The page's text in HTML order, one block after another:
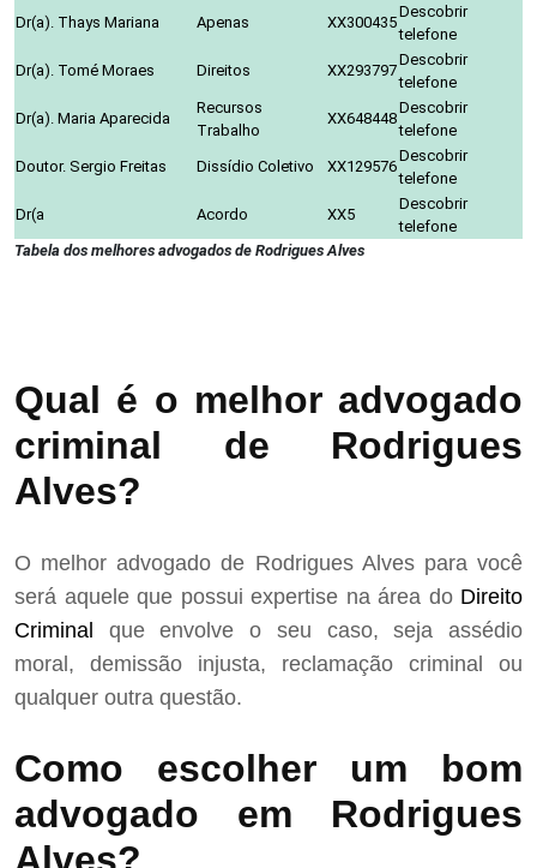
Dr(a). Thays Mariana
Apenas XX300435
Descobrir
telefone
Dr(a). Tomé Moraes
Direitos XX293797
Descobrir
telefone
Dr(a). Maria Aparecida
Recursos
Trabalho
XX648448
Descobrir
telefone
Doutor. Sergio Freitas
Dissídio Coletivo XX129576
Descobrir
telefone
Dr(a
Acordo XX5
Descobrir
telefone
Tabela dos melhores advogados de Rodrigues Alves
Qual é o melhor advogado
criminal de Rodrigues
Alves?
O melhor advogado de Rodrigues Alves para você
será aquele que possui expertise na área do Direito
Criminal que envolve o seu caso, seja assédio
moral, demissão injusta, reclamação criminal ou
qualquer outra questão.
Como escolher um bom
advogado em Rodrigues